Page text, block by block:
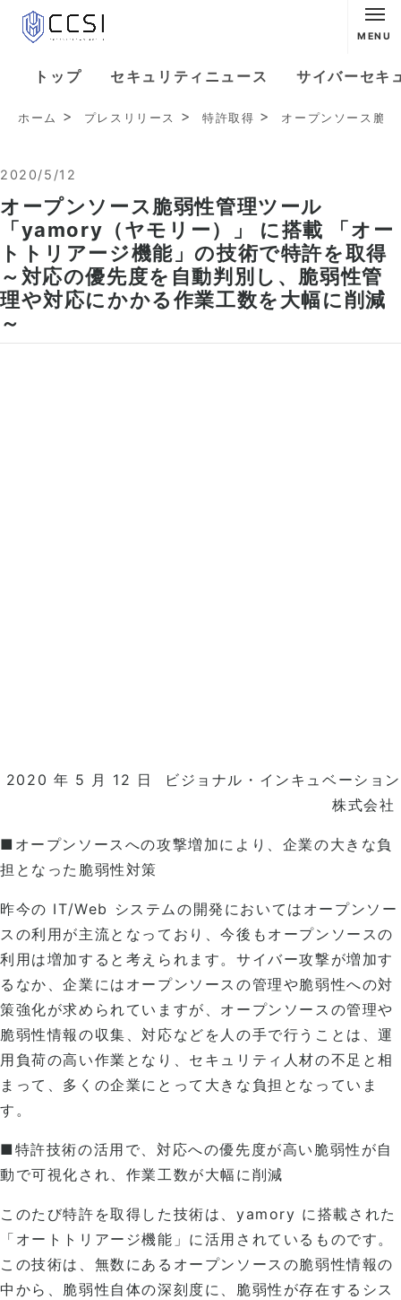
MENU
トップ セキュリティニュース サイバーセキ
ホーム プレスリリース 特許取得 オープンソース脆
2020/5/12
オープンソース脆弱性管理ツール
「yamory（ヤモリー）」 に搭載 「オー
トトリアージ機能」の技術で特許を取得
～対応の優先度を自動判別し、脆弱性管
理や対応にかかる作業工数を大幅に削減
～
2020 年 5 月 12 日 ビジョナル・インキュベーション
株式会社
■オープンソースへの攻撃増加により、企業の大きな負
担となった脆弱性対策
昨今の IT/Web システムの開発においてはオープンソー
スの利用が主流となっており、今後もオープンソースの
利用は増加すると考えられます。サイバー攻撃が増加す
るなか、企業にはオープンソースの管理や脆弱性への対
策強化が求められていますが、オープンソースの管理や
脆弱性情報の収集、対応などを人の手で行うことは、運
用負荷の高い作業となり、セキュリティ人材の不足と相
まって、多くの企業にとって大きな負担となっていま
す。
■特許技術の活用で、対応への優先度が高い脆弱性が自
動で可視化され、作業工数が大幅に削減
このたび特許を取得した技術は、yamory に搭載された
「オートトリアージ機能」に活用されているものです。
この技術は、無数にあるオープンソースの脆弱性情報の
中から、脆弱性自体の深刻度に、脆弱性が存在するシス